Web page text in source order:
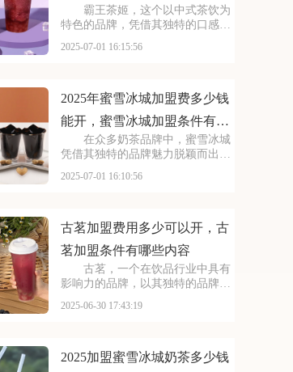
霸王茶姬，这个以中式茶饮为
特色的品牌，凭借其独特的口感和
者的喜爱。每一款茶饮都经过精心
香和丰富的口感。让我
2025-07-01 16:15:56
2025年蜜雪冰城加盟费多少钱
能开，蜜雪冰城加盟条件有哪
些需要了解
在众多奶茶品牌中，蜜雪冰城
凭借其独特的品牌魅力脱颖而出。
蜜雪冰城，就是借助这一强大的品
还能提升店铺的知名度
2025-07-01 16:10:56
古茗加盟费用多少可以开，古
茗加盟条件有哪些内容
古茗，一个在饮品行业中具有
影响力的品牌，以其独特的品牌理
者的青睐。古茗倡导健康、时尚的
水果茶、气泡水等系列
2025-06-30 17:43:19
2025加盟蜜雪冰城奶茶多少钱